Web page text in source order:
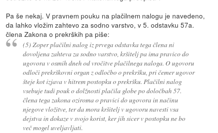
Pa še nekaj. V pravnem pouku na plačilnem nalogu je navedeno,
da lahko vložim zahtevo za sodno varstvo, v 5. odstavku 57a.
člena Zakona o prekrških pa piše:
(5) Zoper plačilni nalog iz prvega odstavka tega člena ni
dovoljena zahteva za sodno varstvo, kršitelj pa ima pravico do
ugovora v osmih dneh od vročitve plačilnega naloga. O ugovoru
odloči prekrškovni organ z odločbo o prekršku, pri čemer ugovor
šteje kot izjava v hitrem postopku o prekršku. Plačilni nalog
vsebuje tudi pouk o dolžnosti plačila globe po določbah 57.
člena tega zakona oziroma o pravici do ugovora in načinu
njegove vložitve, ter da mora kršitelj v ugovoru navesti vsa
dejstva in dokaze v svojo korist, ker jih sicer v postopku ne bo
več mogel uveljavljati.